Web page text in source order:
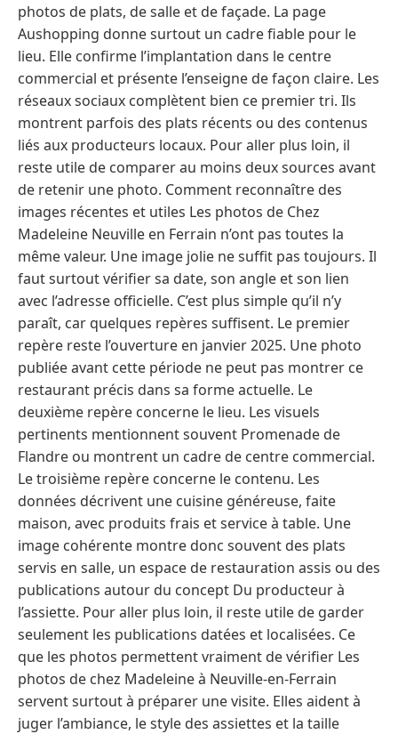
photos de plats, de salle et de façade. La page
Aushopping donne surtout un cadre fiable pour le
lieu. Elle confirme l’implantation dans le centre
commercial et présente l’enseigne de façon claire. Les
réseaux sociaux complètent bien ce premier tri. Ils
montrent parfois des plats récents ou des contenus
liés aux producteurs locaux. Pour aller plus loin, il
reste utile de comparer au moins deux sources avant
de retenir une photo. Comment reconnaître des
images récentes et utiles Les photos de Chez
Madeleine Neuville en Ferrain n’ont pas toutes la
même valeur. Une image jolie ne suffit pas toujours. Il
faut surtout vérifier sa date, son angle et son lien
avec l’adresse officielle. C’est plus simple qu’il n’y
paraît, car quelques repères suffisent. Le premier
repère reste l’ouverture en janvier 2025. Une photo
publiée avant cette période ne peut pas montrer ce
restaurant précis dans sa forme actuelle. Le
deuxième repère concerne le lieu. Les visuels
pertinents mentionnent souvent Promenade de
Flandre ou montrent un cadre de centre commercial.
Le troisième repère concerne le contenu. Les
données décrivent une cuisine généreuse, faite
maison, avec produits frais et service à table. Une
image cohérente montre donc souvent des plats
servis en salle, un espace de restauration assis ou des
publications autour du concept Du producteur à
l’assiette. Pour aller plus loin, il reste utile de garder
seulement les publications datées et localisées. Ce
que les photos permettent vraiment de vérifier Les
photos de chez Madeleine à Neuville-en-Ferrain
servent surtout à préparer une visite. Elles aident à
juger l’ambiance, le style des assiettes et la taille